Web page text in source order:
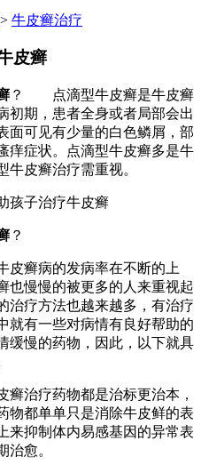
> 牛皮癣治疗
皮癣
？ 点滴型牛皮癣是牛皮癣
初期，患者全身或者局部会出
面可见有少量的白色鳞屑，部
痒症状。点滴型牛皮癣多是牛
牛皮癣治疗需重视。
？
癣病的发病率在不断的上
也慢慢的被更多的人来重视起
治疗方法也越来越多，有治疗
就有一些对病情有良好帮助的
缓慢的药物，因此，以下就具
治疗药物都是治标更治本，
物都单单只是消除牛皮鲜的表
来抑制体内易感基因的异常表
治愈。